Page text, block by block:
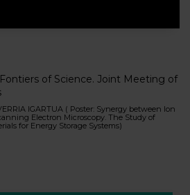
of Science. Joint Meeting of
IGARTUA ( Poster: Synergy between Ion
Electron Microscopy. The Study of
for Energy Storage Systems)